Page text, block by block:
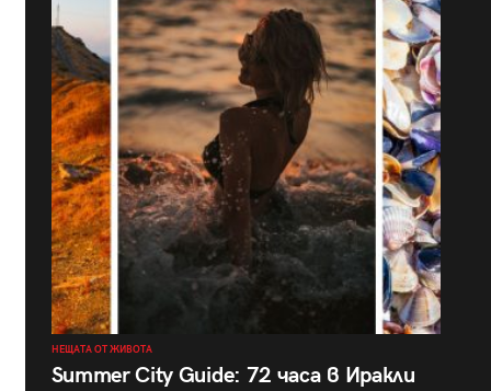
НЕЩАТА ОТ ЖИВОТА
Summer City Guide: 72 часа в Иракли